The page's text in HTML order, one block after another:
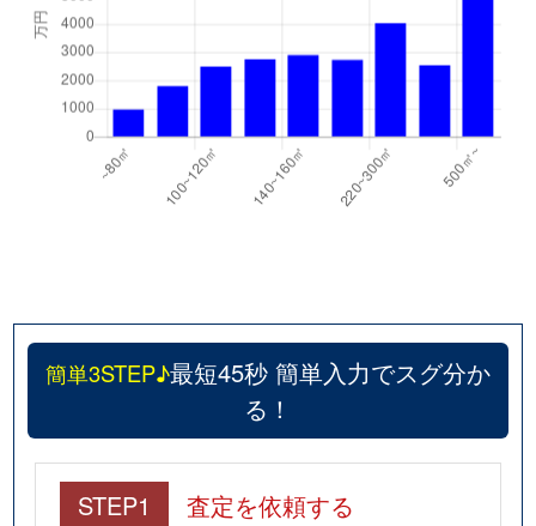
簡単3STEP♪最短45秒 簡単入力でスグ分か
る！
STEP1 査定を依頼する